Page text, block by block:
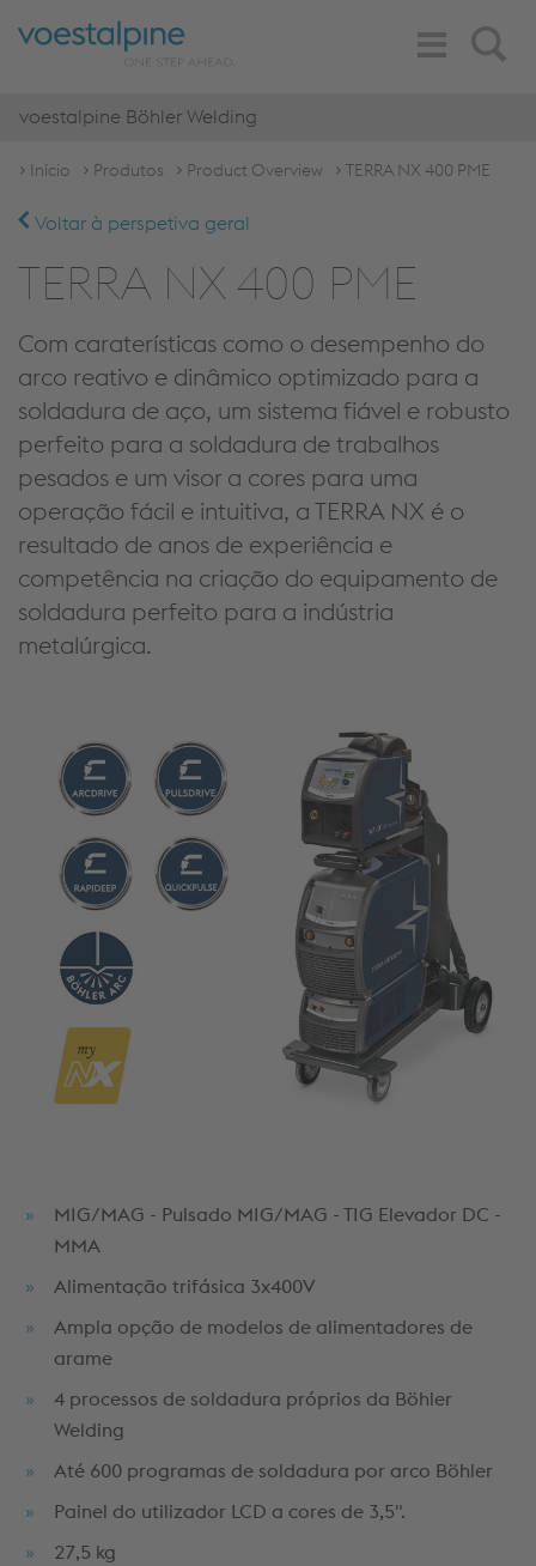
Search
Toggle
Navigation
voestalpine Böhler Welding
Início Produtos Product Overview TERRA NX 400 PME
Voltar à perspetiva geral
TERRA NX 400 PME
Com caraterísticas como o desempenho do
arco reativo e dinâmico optimizado para a
soldadura de aço, um sistema fiável e robusto
perfeito para a soldadura de trabalhos
pesados e um visor a cores para uma
operação fácil e intuitiva, a TERRA NX é o
resultado de anos de experiência e
competência na criação do equipamento de
soldadura perfeito para a indústria
metalúrgica.
MIG/MAG - Pulsado MIG/MAG - TIG Elevador DC -
MMA
Alimentação trifásica 3x400V
Ampla opção de modelos de alimentadores de
arame
4 processos de soldadura próprios da Böhler
Welding
Até 600 programas de soldadura por arco Böhler
Painel do utilizador LCD a cores de 3,5".
27,5 kg